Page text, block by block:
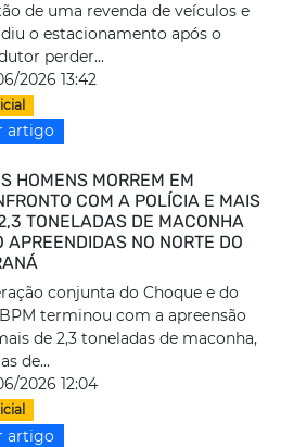
de uma revenda de veículos e
o estacionamento após o
perder...
2026 13:42
artigo
HOMENS MORREM EM
COM A POLÍCIA E MAIS
TONELADAS DE MACONHA
APREENDIDAS NO NORTE DO
conjunta do Choque e do
terminou com a apreensão
de 2,3 toneladas de maconha,
de...
2026 12:04
artigo